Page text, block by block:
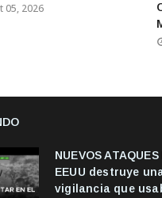
05, 2026
NUEVOS ATAQUES
EEUU destruye
vigilancia que